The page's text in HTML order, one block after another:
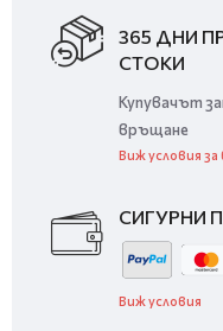
365 ДНИ
СТОКИ
Купувачът
връщане
Виж условия
СИГУРНИ
Виж условия